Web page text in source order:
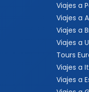
Viajes a
Viajes a
Viajes a
Viajes a
Tours
Viajes a
Viajes a